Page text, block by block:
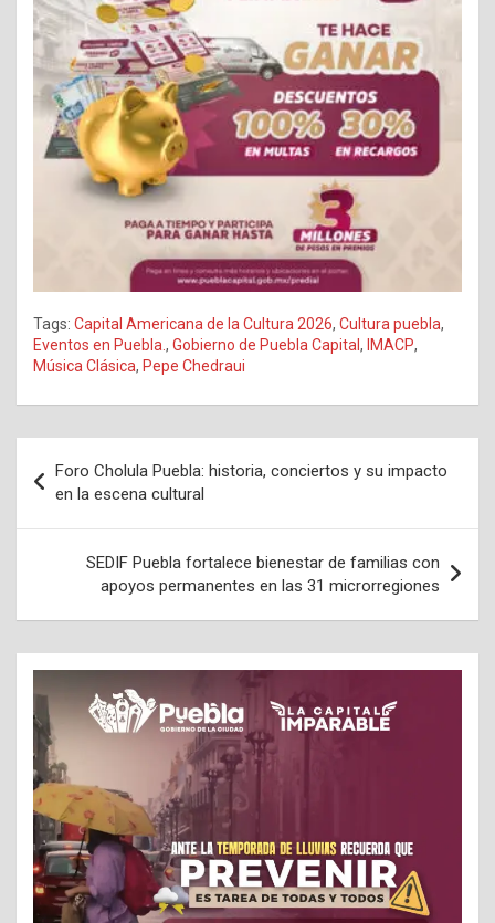
Tags: Capital Americana de la Cultura 2026, Cultura puebla,
Eventos en Puebla. , Gobierno de Puebla Capital , IMACP,
Música Clásica, Pepe Chedraui
de
entradas
Foro Cholula Puebla: historia, conciertos y su impacto
en la escena cultural
SEDIF Puebla fortalece bienestar de familias con
apoyos permanentes en las 31 microrregiones